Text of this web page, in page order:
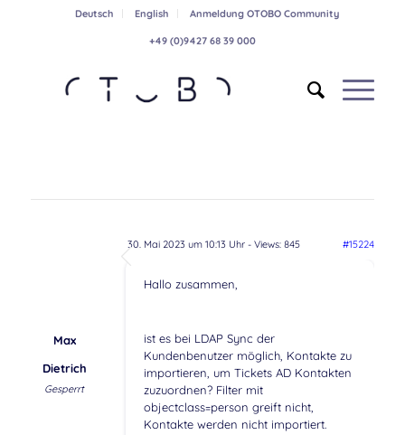
Deutsch English Anmeldung OTOBO Community
+49 (0)9427 68 39 000
30. Mai 2023 um 10:13 Uhr- Views: 845 #15224
Max
Dietrich
Gesperrt
Hallo zusammen,
ist es bei LDAP Sync der
Kundenbenutzer möglich, Kontakte zu
importieren, um Tickets AD Kontakten
zuzuordnen? Filter mit
objectclass=person greift nicht,
Kontakte werden nicht importiert.